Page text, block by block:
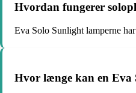
Hvordan fungerer
Eva Solo Sunlight lamperne
Hvor længe kan en Eva